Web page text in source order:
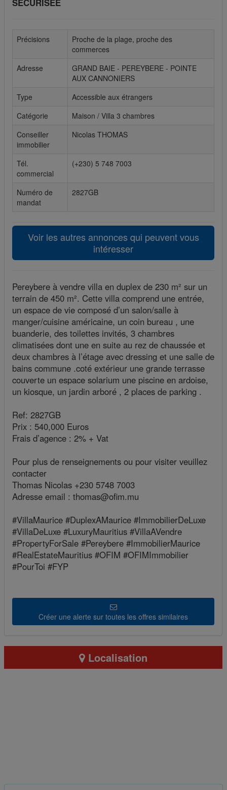
Les cookies sociaux sont utilisés pour afficher les réseaux
sociaux afin que vous puissiez partager votre expérience
SECURISEE
Précisions
Proche de la plage, proche des
commerces
Adresse
GRAND BAIE - PEREYBERE - POINTE
AUX CANNONIERS
Type
Accessible aux étrangers
Catégorie
Maison / Villa 3 chambres
Conseiller
immobilier
Nicolas THOMAS
Tél.
commercial
(+230) 5 748 7003
Numéro de
mandat
2827GB
Voir les autres annonces qui peuvent vous
intéresser
Pereybere à vendre villa en duplex de 230 m² sur un
terrain de 450 m². Cette villa comprend une entrée,
un espace de vie composé d’un salon/salle à
manger/cuisine américaine, un coin bureau , une
buanderie, des toilettes invités, 3 chambres
climatisées dont une en suite au rez de chaussée et
deux chambres à l’étage avec dressing et une salle de
bains commune .coté extérieur une grande terrasse
couverte un espace solarium une piscine en ardoise,
un kiosque, un jardin arboré , 2 places de parking .
Ref: 2827GB
Prix : 540,000 Euros
Frais d’agence : 2% + Vat
Pour plus de renseignements ou pour visiter veuillez
contacter
Thomas Nicolas +230 5748 7003
Adresse email : thomas@ofim.mu
#VillaMaurice #DuplexAMaurice #ImmobilierDeLuxe
#VillaDeLuxe #LuxuryMauritius #VillaAVendre
#PropertyForSale #Pereybere #ImmobilierMaurice
#RealEstateMauritius #OFIM #OFIMImmobilier
#PourToi #FYP
Créer une alerte sur toutes les offres similaires
Localisation